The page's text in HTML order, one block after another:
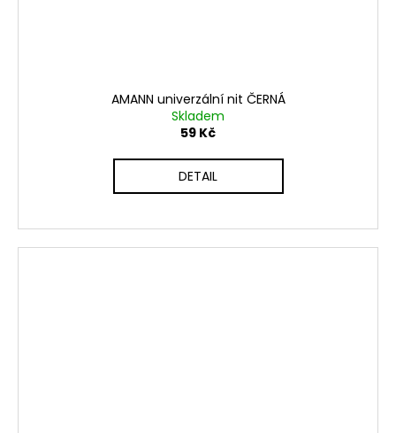
AMANN univerzální nit ČERNÁ
Skladem
59 Kč
DETAIL